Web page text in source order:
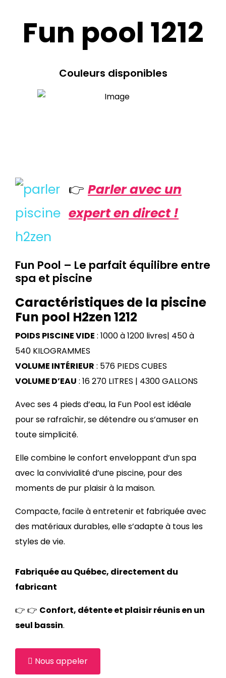
Fun pool 1212
Couleurs disponibles
👉 Parler avec un
expert en direct !
Fun Pool – Le parfait équilibre entre
spa et piscine
Caractéristiques de la piscine
Fun pool H2zen 1212
POIDS PISCINE VIDE : 1000 à 1200 livres| 450 à
540 KILOGRAMMES
VOLUME INTÉRIEUR : 576 PIEDS CUBES
VOLUME D’EAU : 16 270 LITRES | 4300 GALLONS
Avec ses 4 pieds d’eau, la Fun Pool est idéale
pour se rafraîchir, se détendre ou s’amuser en
toute simplicité.
Elle combine le confort enveloppant d’un spa
avec la convivialité d’une piscine, pour des
moments de pur plaisir à la maison.
Compacte, facile à entretenir et fabriquée avec
des matériaux durables, elle s’adapte à tous les
styles de vie.
Fabriquée au Québec, directement du
fabricant
👉 👉 Confort, détente et plaisir réunis en un
seul bassin.
Nous appeler